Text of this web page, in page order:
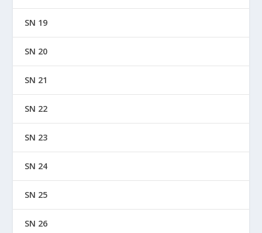
SN 19
SN 20
SN 21
SN 22
SN 23
SN 24
SN 25
SN 26